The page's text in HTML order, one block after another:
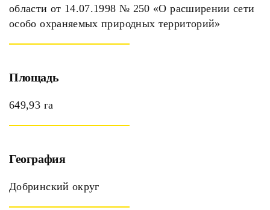
области от 14.07.1998 № 250 «О расширении сети
особо охраняемых природных территорий»
Площадь
649,93 га
География
Добринский округ